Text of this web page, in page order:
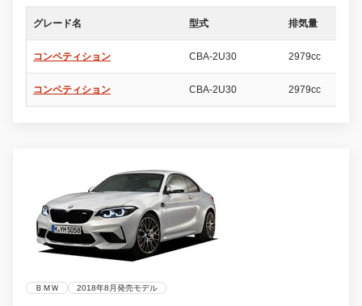
グレード名 型式 排気量
コンペティション CBA-2U30 2979cc
コンペティション CBA-2U30 2979cc
ＢＭＷ 2018年8月発売モデル